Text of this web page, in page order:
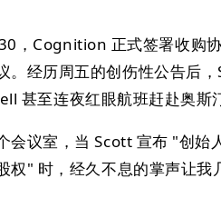
，Cognition 正式签署收购
。经历周五的创伤性公告后
甚至连夜红眼航班赶赴奥斯
会议室，当 Scott 宣布 "创始
权" 时，经久不息的掌声让我